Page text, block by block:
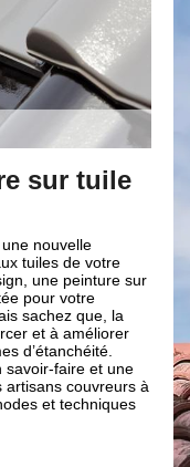
sur
la
à
Travaux
Prévoyez-vous de
Rabouillet ? Pour
un professionnel.
renovation est à
intervention. En
compétences
qualité en peinture
Brun renovation
garanties de
entreprendre ces
toiture; nous avons
exercer cette
Rabouillet faites